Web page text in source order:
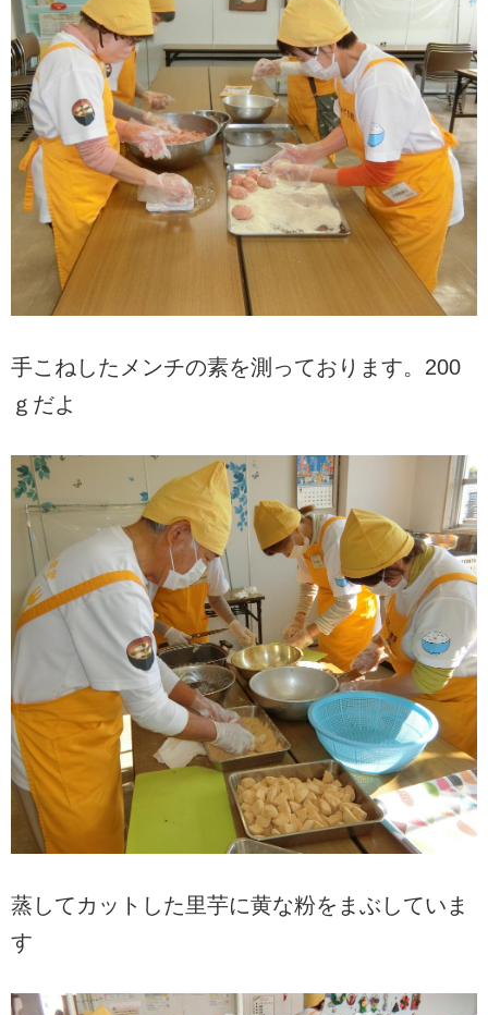
手こねしたメンチの素を測っております。200
ｇだよ
蒸してカットした里芋に黄な粉をまぶしていま
す